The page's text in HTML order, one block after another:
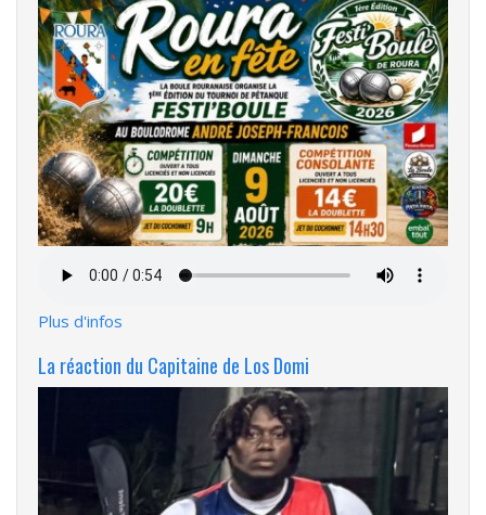
audio
Plus d'infos
La réaction du Capitaine de Los Domi